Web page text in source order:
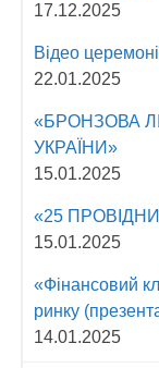
17.12.2025
Відео
22.01.2025
«БРОНЗОВА
УКРАЇНИ»
15.01.2025
«25
15.01.2025
«Фінансовий
ринку
14.01.2025